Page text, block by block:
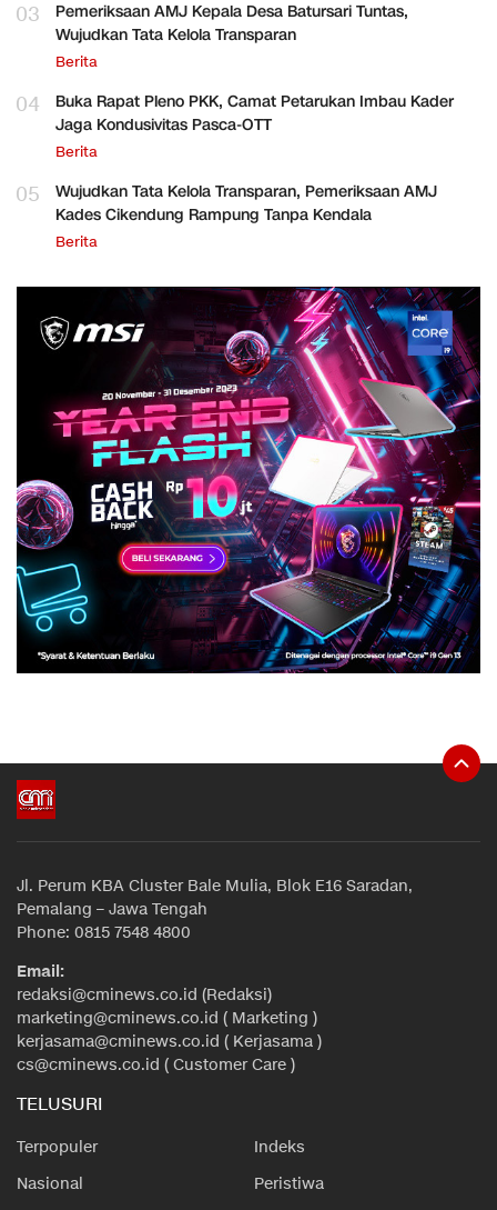
03
Pemeriksaan AMJ Kepala Desa Batursari Tuntas,
Wujudkan Tata Kelola Transparan
Berita
04
Buka Rapat Pleno PKK, Camat Petarukan Imbau Kader
Jaga Kondusivitas Pasca-OTT
Berita
05
Wujudkan Tata Kelola Transparan, Pemeriksaan AMJ
Kades Cikendung Rampung Tanpa Kendala
Berita
Jl. Perum KBA Cluster Bale Mulia, Blok E16 Saradan,
Pemalang – Jawa Tengah
Phone: 0815 7548 4800
Email:
redaksi@cminews.co.id (Redaksi)
marketing@cminews.co.id ( Marketing )
kerjasama@cminews.co.id ( Kerjasama )
cs@cminews.co.id ( Customer Care )
TELUSURI
Terpopuler
Indeks
Nasional
Peristiwa